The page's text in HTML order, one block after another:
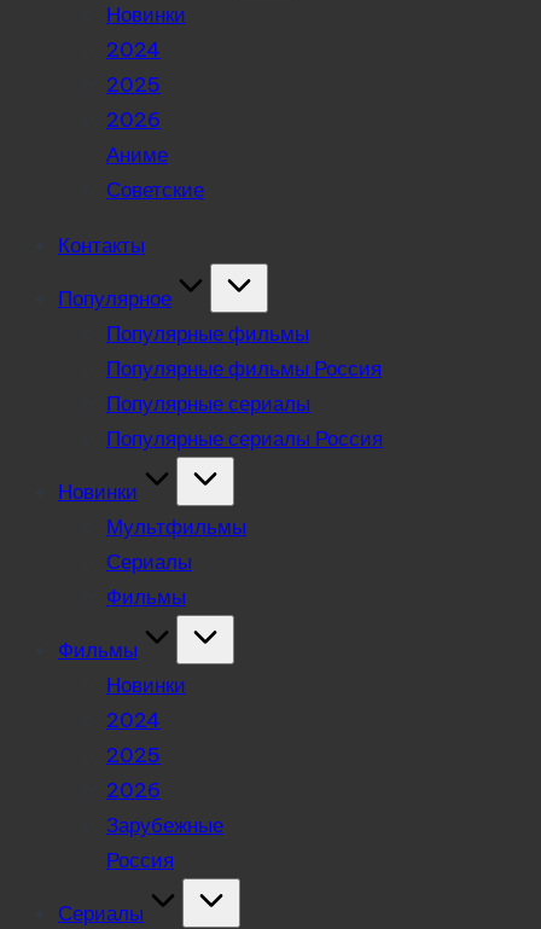
Новинки
2024
2025
2026
Аниме
Советские
Контакты
Популярное
Популярные фильмы
Популярные фильмы Россия
Популярные сериалы
Популярные сериалы Россия
Новинки
Мультфильмы
Сериалы
Фильмы
Фильмы
Новинки
2024
2025
2026
Зарубежные
Россия
Сериалы